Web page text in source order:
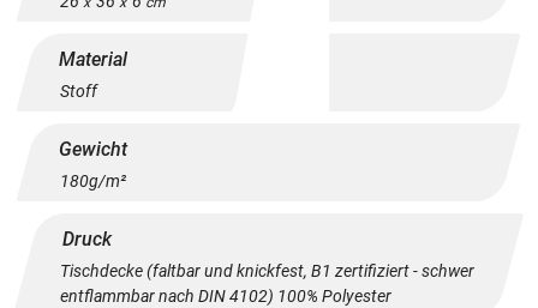
Material
Stoff
Gewicht
180g/m²
Druck
Tischdecke (faltbar und knickfest, B1 zertifiziert - schwer
entflammbar nach DIN 4102) 100% Polyester